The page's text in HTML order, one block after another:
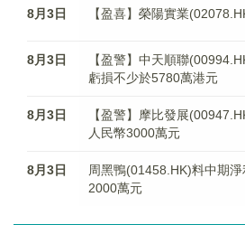
8月3日 【盈喜】榮陽實業
8月3日
【盈警】中天順聯
虧損不少於5780萬港元
8月3日
【盈警】摩比發展
人民幣3000萬元
8月3日
周黑鴨(01458.HK)料中期
2000萬元